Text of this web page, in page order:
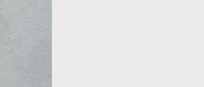
het verven
drogen in